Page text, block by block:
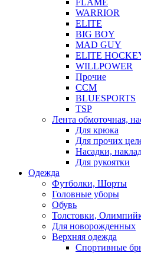
WARRIOR
ELITE
BIG BOY
MAD GUY
ELITE
WILLPOWER
Прочие
CCM
BLUESPORTS
TSP
Лента обмоточная,
Для крюка
Для прочих
Насадки,
Для рукоятки
Одежда
Футболки, Шорты
Головные уборы
Обувь
Толстовки,
Для новорожденных
Верхняя одежда
Спортивные